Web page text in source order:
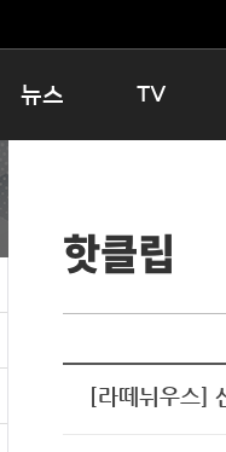
뉴스
보은
옥천
TV
인생내컷
테마기행 길
시청자 FLEX
특집프로그램
핫클립
[라떼뉘우스]